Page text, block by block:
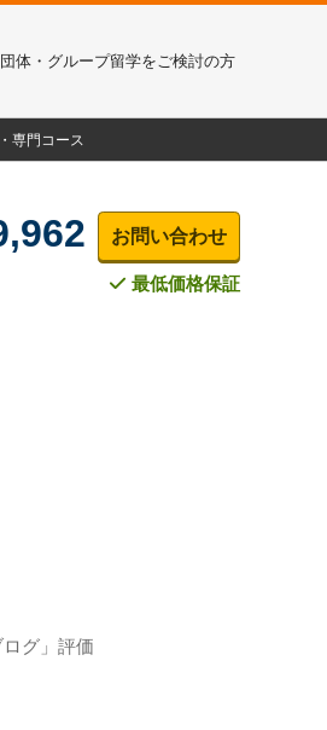
体・グループ留学をご検討の方
専門コース
お問い合わせ
最低価格保証
グ」評価